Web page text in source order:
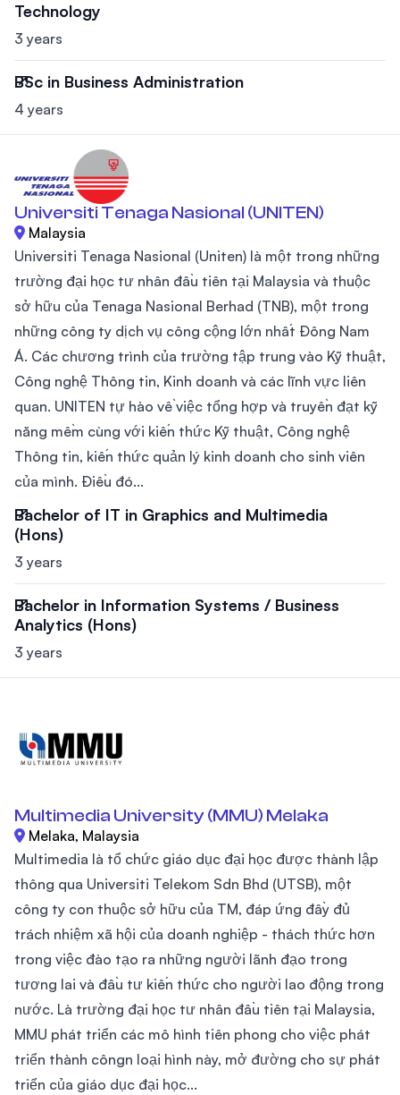
Technology
3 years
BSc in Business Administration
4 years
Universiti Tenaga Nasional (UNITEN)
Malaysia
Universiti Tenaga Nasional (Uniten) là một trong những
trường đại học tư nhân đầu tiên tại Malaysia và thuộc
sở hữu của Tenaga Nasional Berhad (TNB), một trong
những công ty dịch vụ công cộng lớn nhất Đông Nam
Á. Các chương trình của trường tập trung vào Kỹ thuật,
Công nghệ Thông tin, Kinh doanh và các lĩnh vực liên
quan. UNITEN tự hào về việc tổng hợp và truyền đạt kỹ
năng mềm cùng với kiến thức Kỹ thuật, Công nghệ
Thông tin, kiến ​​thức quản lý kinh doanh cho sinh viên
của mình. Điều đó...
Bachelor of IT in Graphics and Multimedia
(Hons)
3 years
Bachelor in Information Systems / Business
Analytics (Hons)
3 years
Multimedia University (MMU) Melaka
Melaka, Malaysia
Multimedia là tổ chức giáo dục đại học được thành lập
thông qua Universiti Telekom Sdn Bhd (UTSB), một
công ty con thuộc sở hữu của TM, đáp ứng đầy đủ
trách nhiệm xã hội của doanh nghiệp - thách thức hơn
trong việc đào tạo ra những người lãnh đạo trong
tương lai và đầu tư kiến thức cho người lao động trong
nước. Là trường đại học tư nhân đầu tiên tại Malaysia,
MMU phát triển các mô hình tiên phong cho việc phát
triển thành côngn loại hình này, mở đường cho sự phát
triển của giáo dục đại học...